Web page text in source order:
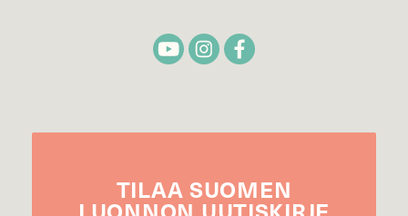
TILAA SUOMEN